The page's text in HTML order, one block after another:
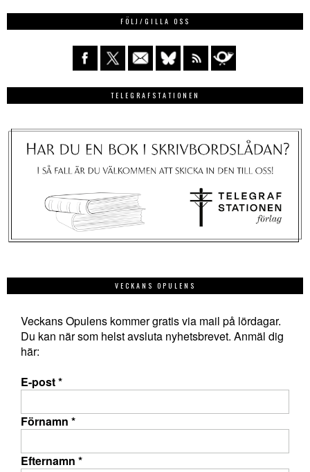
FÖLJ/GILLA OSS
TELEGRAFSTATIONEN
VECKANS OPULENS
Veckans Opulens kommer gratis via mail på lördagar.
Du kan när som helst avsluta nyhetsbrevet. Anmäl dig
här:
E-post*
Förnamn *
Efternamn *